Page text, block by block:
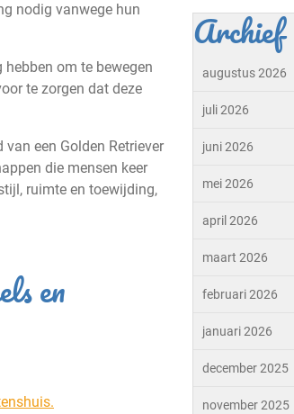
nodig vanwege hun
om te bewegen
te zorgen dat deze
een Golden Retriever
die mensen keer
ruimte en toewijding,
en
Archief
augustus 2026
juli 2026
juni 2026
mei 2026
april 2026
maart 2026
februari 2026
januari 2026
december 2025
november 2025